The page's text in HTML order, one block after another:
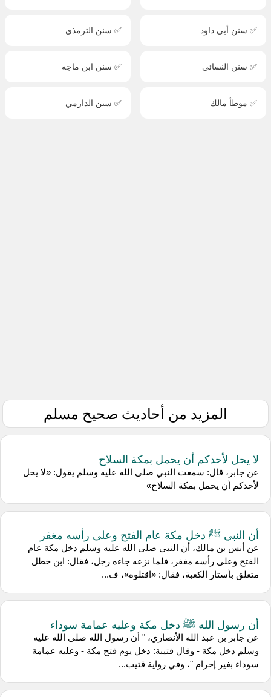
✅ سنن أبي داود ✅ سنن الترمذي
✅ سنن النسائي ✅ سنن ابن ماجه
✅ موطأ مالك ✅ سنن الدارمي
المزيد من أحاديث صحيح مسلم
لا يحل لأحدكم أن يحمل بمكة السلاح
عن جابر، قال: سمعت النبي صلى الله عليه وسلم يقول: «لا يحل
لأحدكم أن يحمل بمكة السلاح»
أن النبي ﷺ دخل مكة عام الفتح وعلى رأسه مغفر
عن أنس بن مالك، أن النبي صلى الله عليه وسلم دخل مكة عام
الفتح وعلى رأسه مغفر، فلما نزعه جاءه رجل، فقال: ابن خطل
متعلق بأستار الكعبة، فقال: «اقتلوه»، ف...
أن رسول الله ﷺ دخل مكة وعليه عمامة سوداء
عن جابر بن عبد الله الأنصاري، " أن رسول الله صلى الله عليه
وسلم دخل مكة - وقال قتيبة: دخل يوم فتح مكة - وعليه عمامة
سوداء بغير إحرام "، وفي رواية قتيب...